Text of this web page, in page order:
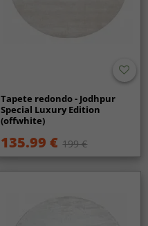
Tapete redondo - Jodhpur
Special Luxury Edition
(offwhite)
135.99 € 199 €